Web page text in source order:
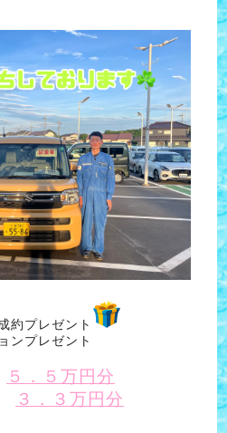
約プレゼント
ンプレゼント
５．５万円分
３．３万円分